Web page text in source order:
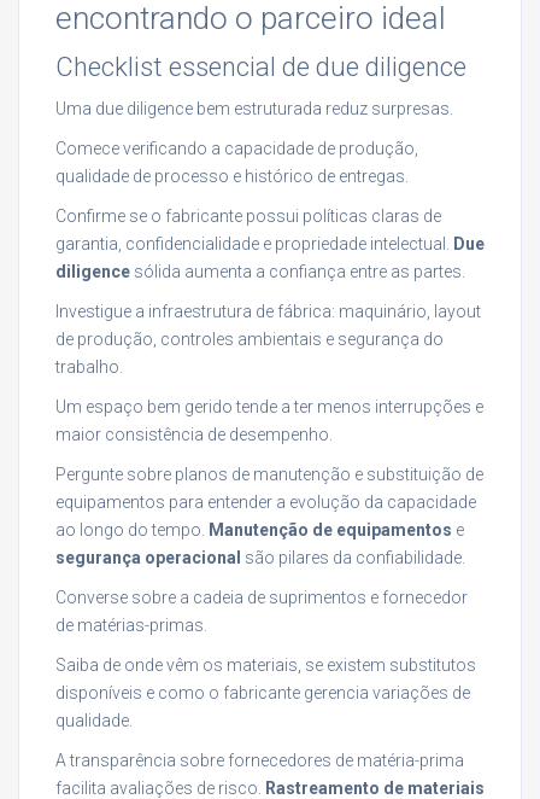
encontrando o parceiro ideal
Checklist essencial de due diligence
Uma due diligence bem estruturada reduz surpresas.
Comece verificando a capacidade de produção,
qualidade de processo e histórico de entregas.
Confirme se o fabricante possui políticas claras de
garantia, confidencialidade e propriedade intelectual.
Due
diligence sólida aumenta a confiança entre as partes.
Investigue a infraestrutura de fábrica: maquinário, layout
de produção, controles ambientais e segurança do
trabalho.
Um espaço bem gerido tende a ter menos interrupções e
maior consistência de desempenho.
Pergunte sobre planos de manutenção e substituição de
equipamentos para entender a evolução da capacidade
ao longo do tempo.
Manutenção de equipamentos e
segurança operacional são pilares da confiabilidade.
Converse sobre a cadeia de suprimentos e fornecedor
de matérias-primas.
Saiba de onde vêm os materiais, se existem substitutos
disponíveis e como o fabricante gerencia variações de
qualidade.
A transparência sobre fornecedores de matéria-prima
facilita avaliações de risco.
Rastreamento de materiais